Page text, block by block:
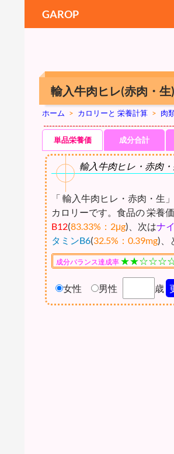
GAROP
輸入牛肉ヒレ(赤肉・生)
ホーム > カロリーと 栄養計算 > 肉
単品栄養価 成分合計
輸入牛肉ヒレ・赤肉
「 輸入牛肉ヒレ・赤肉・生
カロリーです。食品の 栄養
B12(83.33%：2μg)、次はナ
タミンB6(32.5%：0.39mg)、
成分バランス達成率
女性 男性 歳